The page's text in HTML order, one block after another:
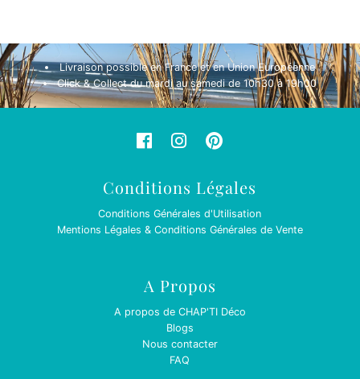
Livraison possible en France et en Union Européenne
Click & Collect du mardi au samedi de 10h30 à 19h00
Conditions Légales
Conditions Générales d'Utilisation
Mentions Légales & Conditions Générales de Vente
A Propos
A propos de CHAP'TI Déco
Blogs
Nous contacter
FAQ